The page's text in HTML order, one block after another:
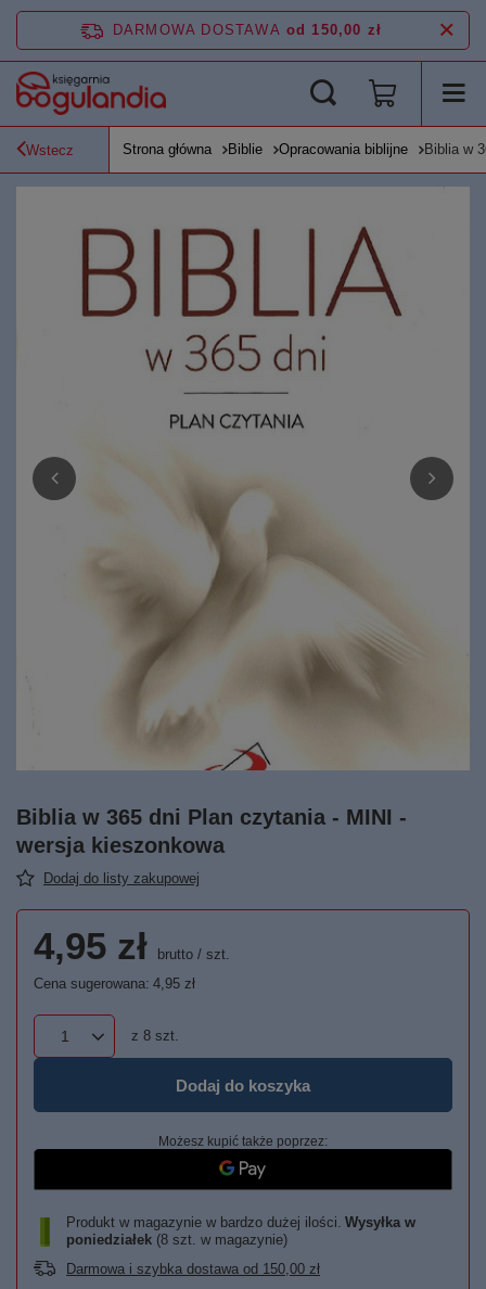
DARMOWA DOSTAWA od 150,00 zł
Wstecz Strona główna Biblie Opracowania biblijne Biblia w
Biblia w 365 dni Plan czytania - MINI -
wersja kieszonkowa
Dodaj do listy zakupowej
4,95 zł brutto / szt.
Cena sugerowana: 4,95 zł
z 8 szt.
Dodaj do koszyka
Możesz kupić także poprzez:
Produkt w magazynie w bardzo dużej ilości Wysyłka w
poniedziałek (8 szt. w magazynie)
Darmowa i szybka dostawa od 150,00 zł